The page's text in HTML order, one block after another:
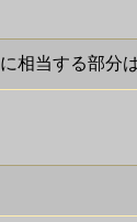
相当する部分